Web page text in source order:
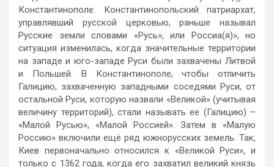
Константинополе. Константинопольский патриархат,
управлявший русской церковью, раньше называл
Русские земли словами «Русь», или Россиа(я)», но
ситуация изменилась, когда значительные территории
на западе и юго-западе Руси были захвачены Литвой
и Польшей. В Константинополе, чтобы отличить
Галицию, захваченную западными соседями Руси, от
остальной Руси, которую назвали «Великой» (учитывая
величину территорий), стали называть ее (Галицию) –
«Малой Русью», «Малой Россией». Затем в «Малую
Россию» включили ещё ряд южнорусских земель. Так,
Киев первоначально относился к «Великой Руси», и
только с 1362 года, когда его захватил великий князь